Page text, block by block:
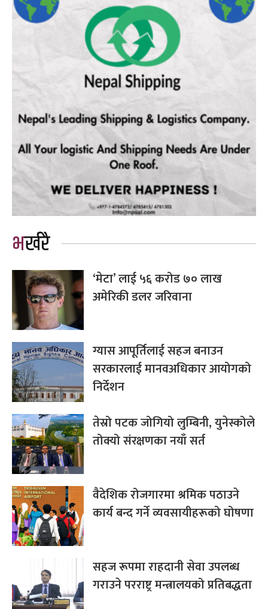
भर्खरै
‘मेटा’ लाई ५६ करोड ७० लाख
अमेरिकी डलर जरिवाना
ग्यास आपूर्तिलाई सहज बनाउन
सरकारलाई मानवअधिकार आयोगको
निर्देशन
तेस्रो पटक जोगियो लुम्बिनी, युनेस्कोले
तोक्यो संरक्षणका नयाँ सर्त
वैदेशिक रोजगारमा श्रमिक पठाउने
कार्य बन्द गर्ने व्यवसायीहरूको घोषणा
सहज रूपमा राहदानी सेवा उपलब्ध
गराउने परराष्ट्र मन्त्रालयको प्रतिबद्धता